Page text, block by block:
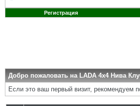
Регистрация
Добро пожаловать на LADA 4x4 Нива
Если это ваш первый визит, рекомендуем